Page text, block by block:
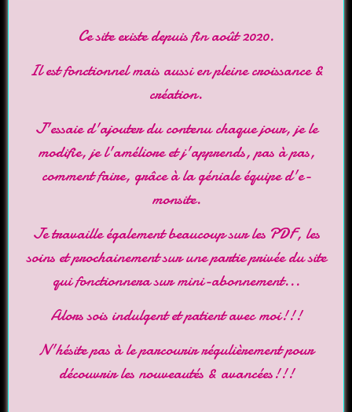
Ce site existe depuis fin août 2020.
Il est fonctionnel mais aussi en pleine croissance &
création.
J'essaie d'ajouter du contenu chaque jour, je le
modifie, je l'améliore et j'apprends, pas à pas,
comment faire, grâce à la géniale équipe d'e-
monsite.
Je travaille également beaucoup sur les PDF, les
soins et prochainement sur une partie privée du site
qui fonctionnera sur mini-abonnement...
Alors sois indulgent et patient avec moi!!!
N'hésite pas à le parcourir régulièrement pour
découvrir les nouveautés & avancées!!!